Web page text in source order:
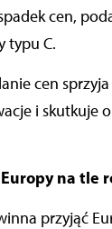
cen,
typu C.
cen
i skutkuje
na tle
przyjąć